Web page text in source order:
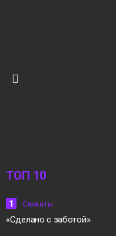
Новости
12:15
ТОП 10
1 Сюжеты
«Сделано с заботой»